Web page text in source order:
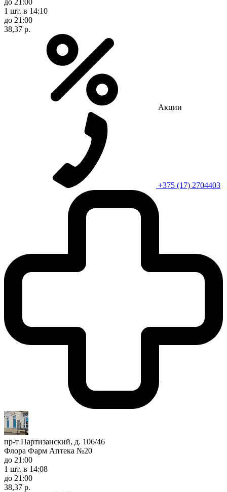
1 шт. в 14:10
до 21:00
38,37 р.
Акции
+375 (17) 2704403
пр-т Партизанский, д. 106/46
Флора Фарм Аптека №20
до 21:00
1 шт. в 14:08
до 21:00
38,37 р.